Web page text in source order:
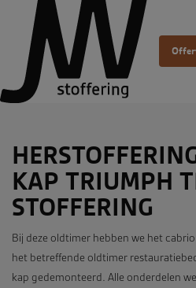
KAP TRIUMPH
STOFFERING
Bij deze oldtimer hebben we het
het betreffende oldtimer
kap gedemonteerd. Alle onderdelen